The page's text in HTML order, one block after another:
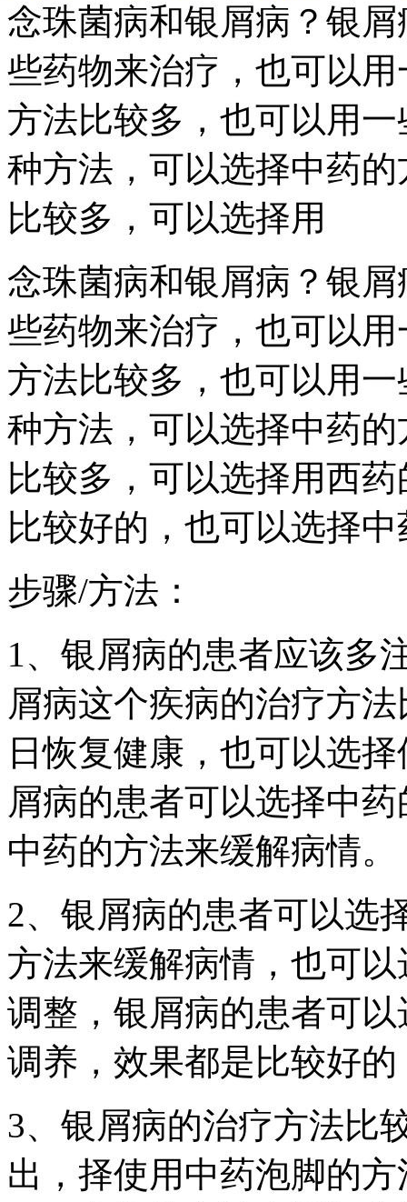
念珠菌病和银屑病？银
些药物来治疗，也可以
方法比较多，也可以用
种方法，可以选择中药
比较多，可以选择用
念珠菌病和银屑病？银
些药物来治疗，也可以
方法比较多，也可以用
种方法，可以选择中药
比较多，可以选择用西
比较好的，也可以选择
步骤/方法：
1、银屑病的患者应该多
屑病这个疾病的治疗方
日恢复健康，也可以选
屑病的患者可以选择中
中药的方法来缓解病情。
2、银屑病的患者可以选
方法来缓解病情，也可
调整，银屑病的患者可
调养，效果都是比较好
3、银屑病的治疗方法比
出，择使用中药泡脚的